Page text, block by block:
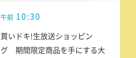
午前 10:30
買いドキ!生放送ショッピン
グ 期間限定商品を手にする大